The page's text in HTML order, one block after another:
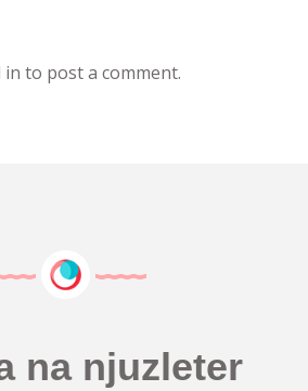
to post a comment.
na njuzleter